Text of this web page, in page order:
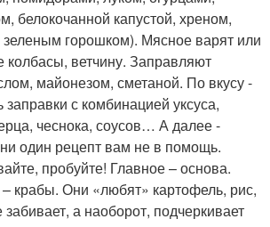
белокочанной капустой, хреном,
зеленым горошком). Мясное варят или
ветчину. Заправляют
майонезом, сметаной. По вкусу -
с комбинацией уксуса,
чеснока, соусов… А далее -
один рецепт вам не в помощь.
пробуйте! Главное – основа.
крабы. Они «любят» картофель, рис,
забивает, а наоборот, подчеркивает